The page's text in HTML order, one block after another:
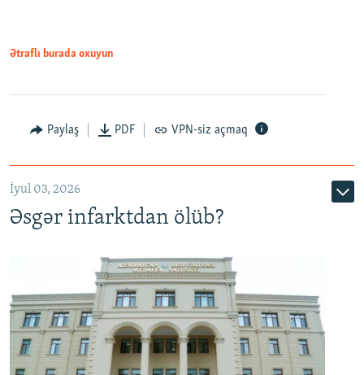
Auto 240p 360p 480p
720p 1080p
Ətraflı burada oxuyun
Paylaş PDF VPN-siz açmaq
İyul 03, 2026
Əsgər infarktdan ölüb?